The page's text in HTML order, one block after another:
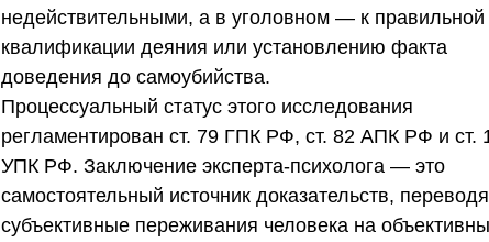
недействительными, а в уголовном — к правильной
квалификации деяния или установлению факта
доведения до самоубийства.
Процессуальный статус этого исследования
регламентирован ст. 79 ГПК РФ, ст. 82 АПК РФ и ст.
УПК РФ. Заключение эксперта-психолога — это
самостоятельный источник доказательств,
субъективные переживания человека на